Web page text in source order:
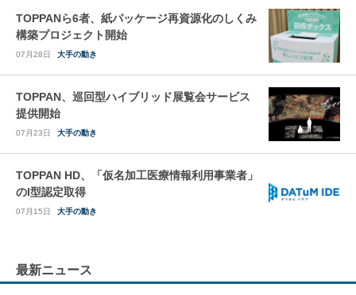
TOPPANら6者、紙パッケージ再資源化のしくみ
構築プロジェクト開始
07月28日 大手の動き
TOPPAN、巡回型ハイブリッド展覧会サービス
提供開始
07月23日 大手の動き
TOPPAN HD、「仮名加工医療情報利用事業者」
のI型認定取得
07月15日 大手の動き
最新ニュース